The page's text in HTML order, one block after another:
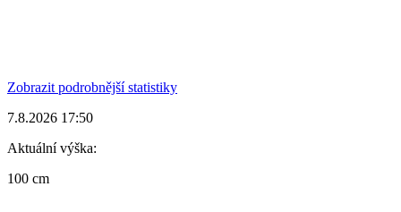
Zobrazit podrobnější statistiky
7.8.2026 17:50
Aktuální výška:
100 cm